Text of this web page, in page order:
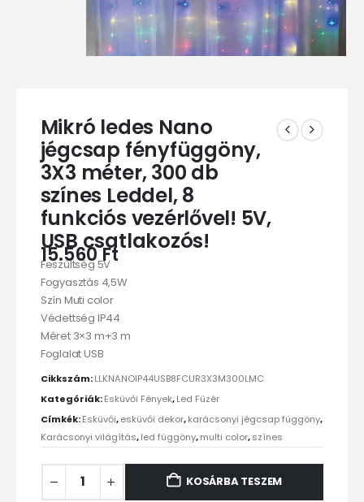
Mikró ledes Nano
jégcsap fényfüggöny,
3X3 méter, 300 db
színes Leddel, 8
funkciós vezérlővel! 5V,
USB csatlakozós!
15.560Ft
Feszültség 5V
Fogyasztás 4,5W
Szín Muti color
Védettség IP44
Méret 3×3 m+3 m
Foglalat USB
Cikkszám:LLKNANOIP44USB8FCUR3X3M300LMC
Kategóriák:Esküvői Fények,Led Füzér
Címkék:Esküvői,esküvői dekor,karácsonyi jégcsap függöny,
Karácsonyi világítás,led függöny,multi color,színes
KOSÁRBA TESZEM